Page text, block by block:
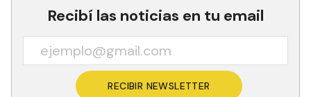
Recibí las noticias en tu email
RECIBIR NEWSLETTER